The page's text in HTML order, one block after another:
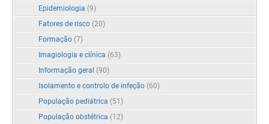
Epidemiologia (9)
Fatores de risco (20)
Formação (7)
Imagiologia e clínica (63)
Informação geral (90)
Isolamento e controlo de infeção (60)
População pediátrica (51)
População obstétrica (12)